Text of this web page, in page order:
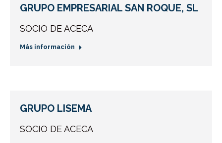
GRUPO EMPRESARIAL SAN ROQUE, SL
SOCIO DE ACECA
Más información
GRUPO LISEMA
SOCIO DE ACECA